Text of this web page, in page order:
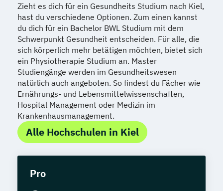
Zieht es dich für ein Gesundheits Studium nach Kiel,
hast du verschiedene Optionen. Zum einen kannst
du dich für ein Bachelor BWL Studium mit dem
Schwerpunkt Gesundheit entscheiden. Für alle, die
sich körperlich mehr betätigen möchten, bietet sich
ein Physiotherapie Studium an. Master
Studiengänge werden im Gesundheitswesen
natürlich auch angeboten. So findest du Fächer wie
Ernährungs- und Lebensmittelwissenschaften,
Hospital Management oder Medizin im
Krankenhausmanagement.
Alle Hochschulen in Kiel
Pro